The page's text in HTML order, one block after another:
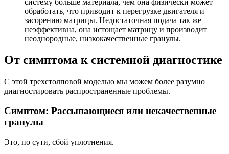
обработать, что приводит к перегрузке двигателя и
засорению матрицы. Недостаточная подача так же
неэффективна, она истощает матрицу и производит
неоднородные, низкокачественные гранулы.
От симптома к системной диагностике
С этой трехстолповой моделью мы можем более разумно
диагностировать распространенные проблемы.
Симптом: Рассыпающиеся или некачественные
гранулы
Это, по сути, сбой уплотнения.